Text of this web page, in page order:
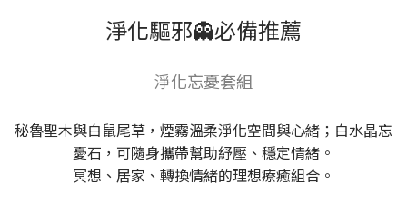
淨化驅邪👻必備推薦
淨化忘憂套組
秘魯聖木與白鼠尾草，煙霧溫柔淨化空間與心緒；白水晶忘
憂石，可隨身攜帶幫助紓壓、穩定情緒。
冥想、居家、轉換情緒的理想療癒組合。